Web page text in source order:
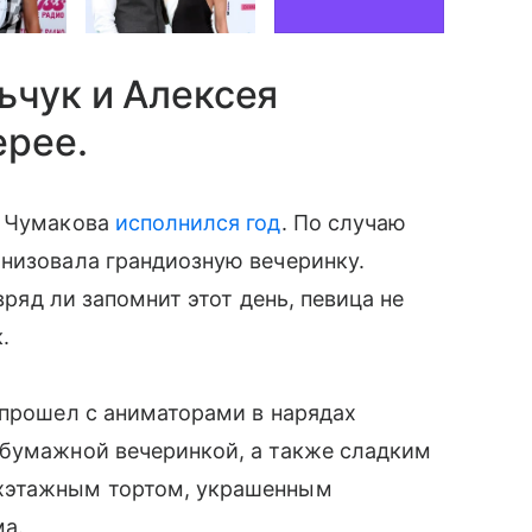
и Алексея
Чумакова исполнился год. По случаю
грандиозную вечеринку.
ли запомнит этот день, певица не
с аниматорами в нарядах
вечеринкой, а также сладким
тортом, украшенным